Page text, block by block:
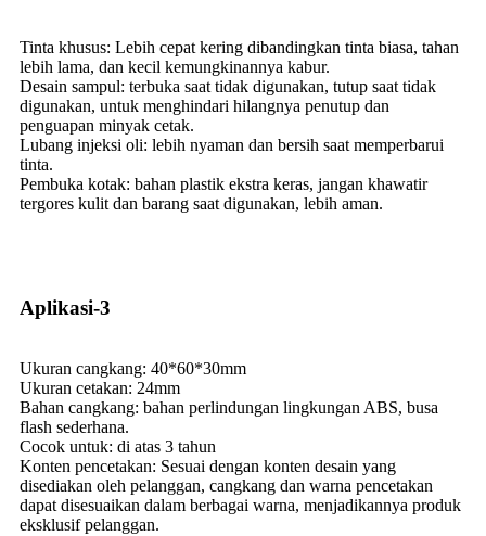
Tinta khusus: Lebih cepat kering dibandingkan tinta biasa, tahan
lebih lama, dan kecil kemungkinannya kabur.
Desain sampul: terbuka saat tidak digunakan, tutup saat tidak
digunakan, untuk menghindari hilangnya penutup dan
penguapan minyak cetak.
Lubang injeksi oli: lebih nyaman dan bersih saat memperbarui
tinta.
Pembuka kotak: bahan plastik ekstra keras, jangan khawatir
tergores kulit dan barang saat digunakan, lebih aman.
Aplikasi-3
Ukuran cangkang: 40*60*30mm
Ukuran cetakan: 24mm
Bahan cangkang: bahan perlindungan lingkungan ABS, busa
flash sederhana.
Cocok untuk: di atas 3 tahun
Konten pencetakan: Sesuai dengan konten desain yang
disediakan oleh pelanggan, cangkang dan warna pencetakan
dapat disesuaikan dalam berbagai warna, menjadikannya produk
eksklusif pelanggan.